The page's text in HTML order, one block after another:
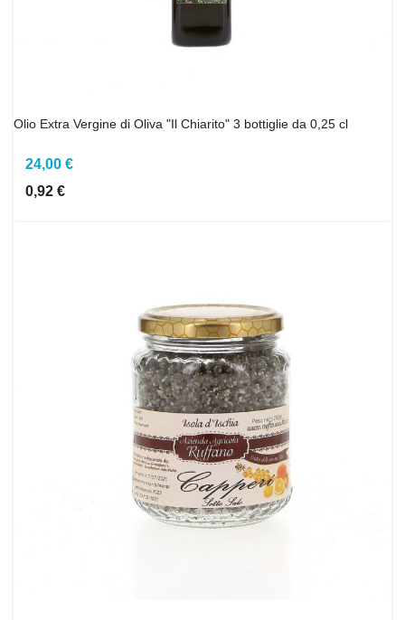
Olio Extra Vergine di Oliva "Il Chiarito" 3 bottiglie da 0,25 cl
24,00 €
0,92 €